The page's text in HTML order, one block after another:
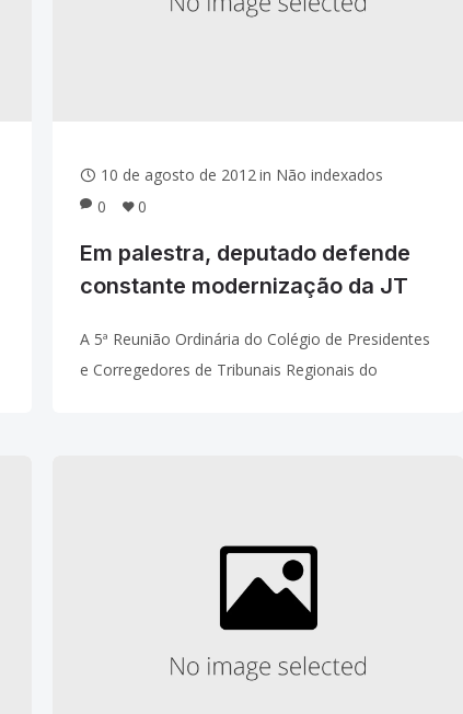
10 de agosto de 2012 in Não indexados
0
0
Em palestra, deputado defende
constante modernização da JT
A 5ª Reunião Ordinária do Colégio de Presidentes
e Corregedores de Tribunais Regionais do